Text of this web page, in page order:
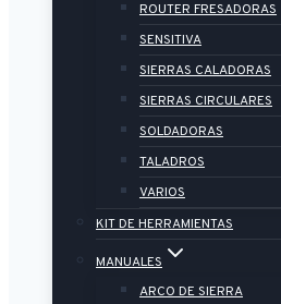
ROUTER FRESADORAS
SENSITIVA
SIERRAS CALADORAS
SIERRAS CIRCULARES
SOLDADORAS
TALADROS
VARIOS
KIT DE HERRAMIENTAS
MANUALES
ARCO DE SIERRA